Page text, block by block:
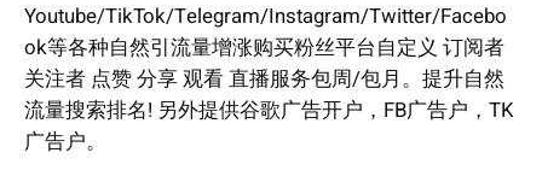
Youtube/TikTok/Telegram/Instagram/Twitter/Facebo
ok等各种自然引流量增涨购买粉丝平台自定义 订阅者
关注者 点赞 分享 观看 直播服务包周/包月。提升自然
流量搜索排名! 另外提供谷歌广告开户，FB广告户，TK
广告户。